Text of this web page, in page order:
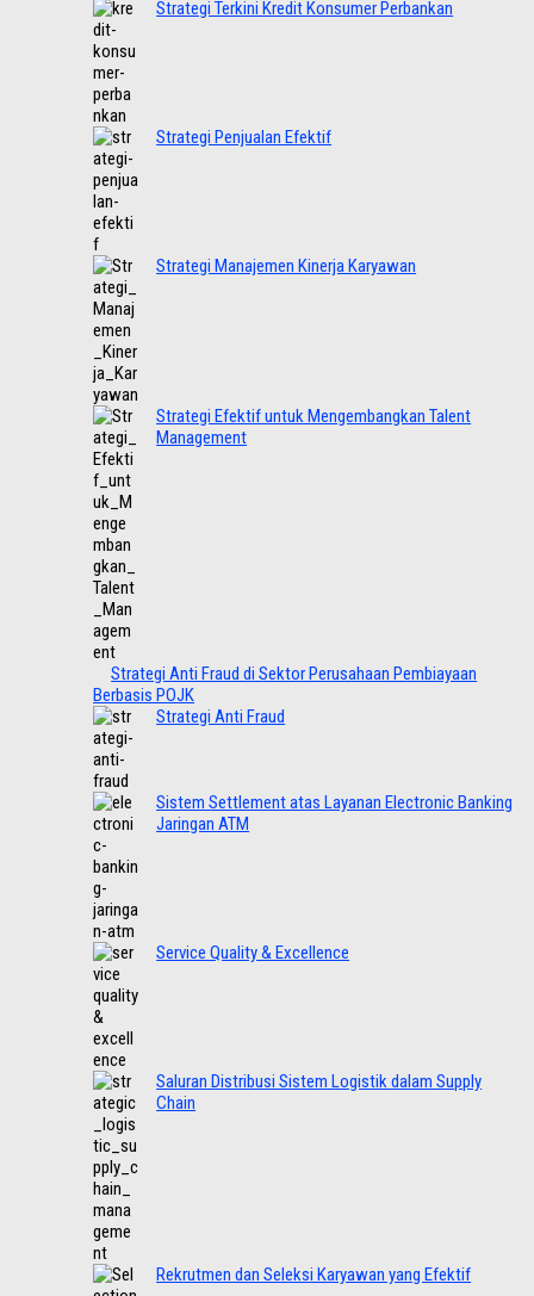
Strategi Terkini Kredit Konsumer Perbankan
Strategi Penjualan Efektif
Strategi Manajemen Kinerja Karyawan
Strategi Efektif untuk Mengembangkan Talent
Management
Strategi Anti Fraud di Sektor Perusahaan Pembiayaan
Berbasis POJK
Strategi Anti Fraud
Sistem Settlement atas Layanan Electronic Banking
Jaringan ATM
Service Quality & Excellence
Saluran Distribusi Sistem Logistik dalam Supply
Chain
Rekrutmen dan Seleksi Karyawan yang Efektif